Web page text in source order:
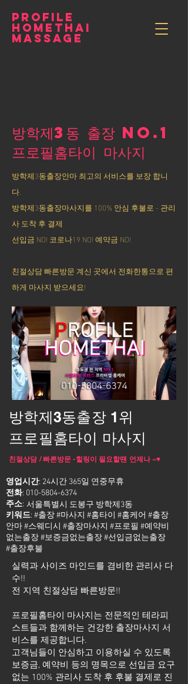
PROFILE
HOMETHAI
MASSAGE
방학제3동 출장 NO.1
​프로필홈타이 마사지
방학제3동출장안마 최고의 서비스를 보장 합니
다.
방학제3동출장마사지를 100% 안심 후불로 - 관리
사 도착 후 결제
선입금 NO! 코로나19 NO! 예약금 NO!
친절상담 빠른방문 계신 곳에서 전화한통으로 편
하게 마사지 받으세요!
방학제3동출장 1위
프로필홈타이 마사지
친절상담 / 빠른방문 -힐링이 필요할땐 언제나 ~♥
영업시간: 24시간 365일 연중무휴
전화: 010-5804-6374
주소:
키워드: #출장 #마사지 #홈타이 #홈케어 #출장
안마 #스웨디시 #출장마사지 #프로필 #예약비
없는출장 #보증금없는출장 #선입금없는출장
#출장후불
서울특별시 도봉구 방학제3동
실력과 사이즈 마인드를 겸비한 관리사 다
수!!
전 지역 친절상담 빠른방문!!
프로필홈타이 마사지는 전문적인 테라피
스트들과 함께하는 건강한 출장마사지 서
비스를 제공합니다.
고객님들이 안심하고 이용하실 수 있도록
보증금, 예약비 등의 명목으로 선입금 요구
없는 100% 관리사 도착 후 후불 결제로 진